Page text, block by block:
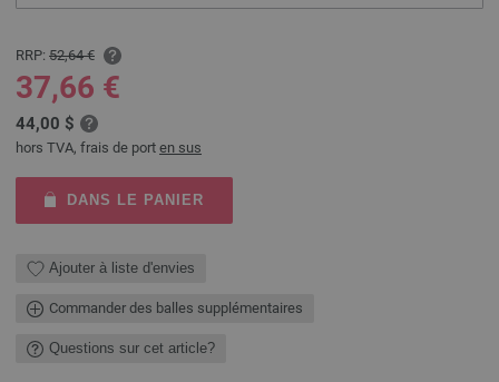
RRP: 52,64 €
37,66 €
44,00 $
hors TVA, frais de port en sus
DANS LE PANIER
Ajouter à liste d'envies
Commander des balles supplémentaires
Questions sur cet article?